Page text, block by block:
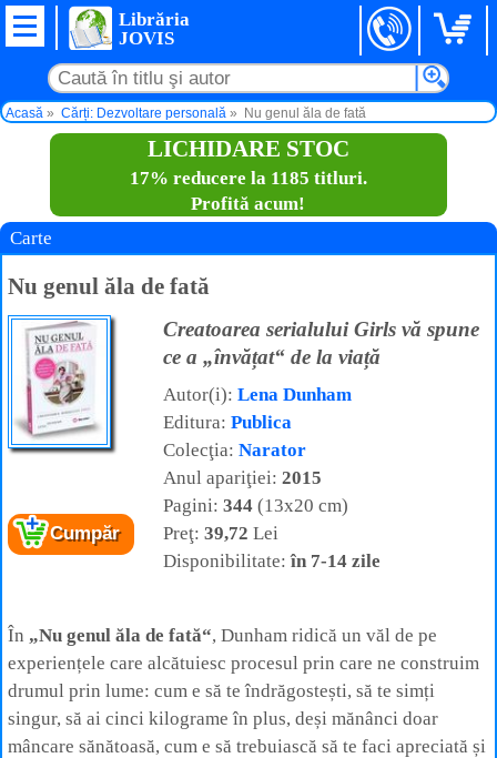
Librăria
JOVIS
Acasă Cărți: Dezvoltare personală Nu genul ăla de fată
LICHIDARE STOC
17% reducere la 1185 titluri.
Profită acum!
Carte
Nu genul ăla de fată
Cumpăr
Creatoarea serialului Girls vă spune
ce a „învățat“ de la viață
Autor(i): Lena Dunham
Editura: Publica
Colecţia: Narator
Anul apariţiei: 2015
Pagini: 344 (13x20 cm)
Preţ: 39,72 Lei
Disponibilitate:în 7-14 zile
În „Nu genul ăla de fată“, Dunham ridică un văl de pe
experiențele care alcătuiesc procesul prin care ne construim
drumul prin lume: cum e să te îndrăgostești, să te simți
singur, să ai cinci kilograme în plus, deși mănânci doar
mâncare sănătoasă, cum e să trebuiască să te faci apreciată și